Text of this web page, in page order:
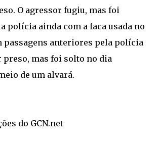
O agressor fugiu, mas foi
polícia ainda com a faca usada no
passagens anteriores pela polícia
preso, mas foi solto no dia
de um alvará.
do GCN.net